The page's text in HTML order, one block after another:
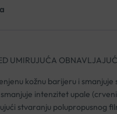
UMIRUJUĆA
kožnu barijeru i
intenzitet upale
stvaranju polupropusnog